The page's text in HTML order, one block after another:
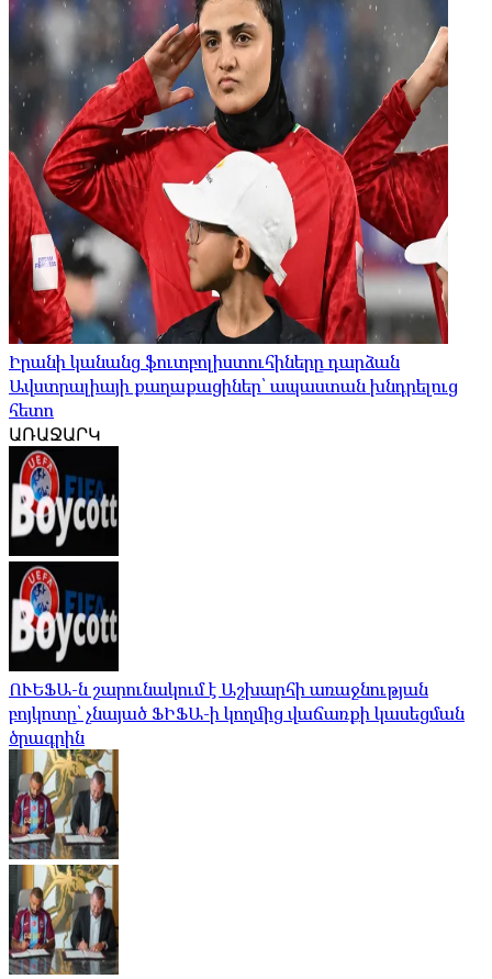
Իրանի կանանց ֆուտբոլիստուհիները դարձան
Ավստրալիայի քաղաքացիներ՝ ապաստան խնդրելուց
հետո
ԱՌԱՋԱՐԿ
ՈՒԵՖԱ-ն շարունակում է Աշխարհի առաջնության
բոյկոտը՝ չնայած ՖԻՖԱ-ի կողմից վաճառքի կասեցման
ծրագրին